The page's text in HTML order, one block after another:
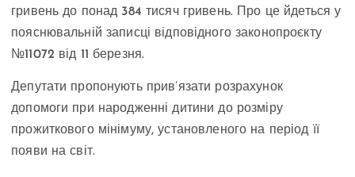
гривень до понад 384 тисяч гривень. Про це йдеться у
пояснювальній записці відповідного законопроєкту
№11072 від 11 березня.
Депутати пропонують прив’язати розрахунок
допомоги при народженні дитини до розміру
прожиткового мінімуму, установленого на період її
появи на світ.